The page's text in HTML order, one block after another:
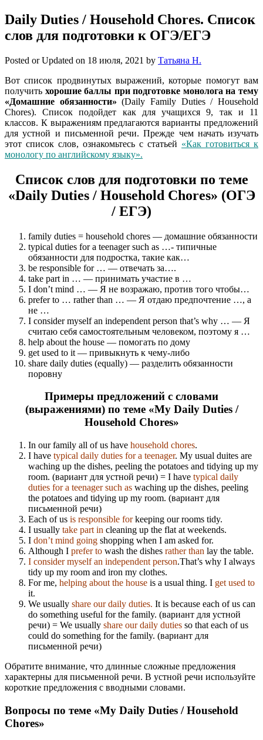
Daily Duties / Household Chores. Список
слов для подготовки к ОГЭ/ЕГЭ
Posted or Updated on 18 июля, 2021 by Татьяна Н.
Вот список продвинутых выражений, которые помогут вам
получить хорошие баллы при подготовке монолога на тему
«Домашние обязанности» (Daily Family Duties / Household
Chores). Список подойдет как для учащихся 9, так и 11
классов. К выражениям предлагаются варианты предложений
для устной и письменной речи. Прежде чем начать изучать
этот список слов, ознакомьтесь с статьей «Как готовиться к
монологу по английскому языку».
Список слов для подготовки по теме
«Daily Duties / Household Chores» (ОГЭ
/ ЕГЭ)
family duties = household chores — домашние обязанности
typical duties for a teenager such as …- типичные
обязанности для подростка, такие как…
be responsible for … — отвечать за….
take part in … — принимать участие в …
I don’t mind … — Я не возражаю, против того чтобы…
prefer to … rather than … — Я отдаю предпочтение …, а
не …
I consider myself an independent person that’s why … — Я
считаю себя самостоятельным человеком, поэтому я …
help about the house — помогать по дому
get used to it — привыкнуть к чему-либо
share daily duties (equally) — разделить обязанности
поровну
Примеры предложений с словами
(выражениями) по теме «My Daily Duties /
Household Chores»
In our family all of us have household chores.
I have typical daily duties for a teenager. My usual duites are
waching up the dishes, peeling the potatoes and tidying up my
room. (вариант для устной речи) = I have typical daily
duties for a teenager such as waching up the dishes, peeling
the potatoes and tidying up my room. (вариант для
письменной речи)
Each of us is responsible forkeeping our rooms tidy.
I usually take part in cleaning up the flat at weekends.
I don’t mind going shopping when I am asked for.
Although I prefer to wash the dishes rather than lay the table.
I consider myself an independent person.That’s why I always
tidy up my room and iron my clothes.
For me, helping about the house is a usual thing. I get used to
it.
We usually share our daily duties. It is because each of us can
do something useful for the family. (вариант для устной
речи) = We usually share our daily duties so that each of us
could do something for the family. (вариант для
письменной речи)
Обратите внимание, что длинные сложные предложения
характерны для письменной речи. В устной речи используйте
короткие предложения с вводными словами.
Вопросы по теме «My Daily Duties / Household
Chores»